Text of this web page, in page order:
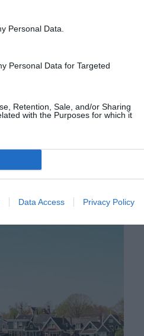
Personal Data.
Personal Data for Targeted
Retention, Sale, and/or Sharing
with the Purposes for which it
Data Access Privacy Policy